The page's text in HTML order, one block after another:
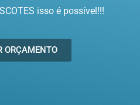
isso é possível!!!
ORÇAMENTO